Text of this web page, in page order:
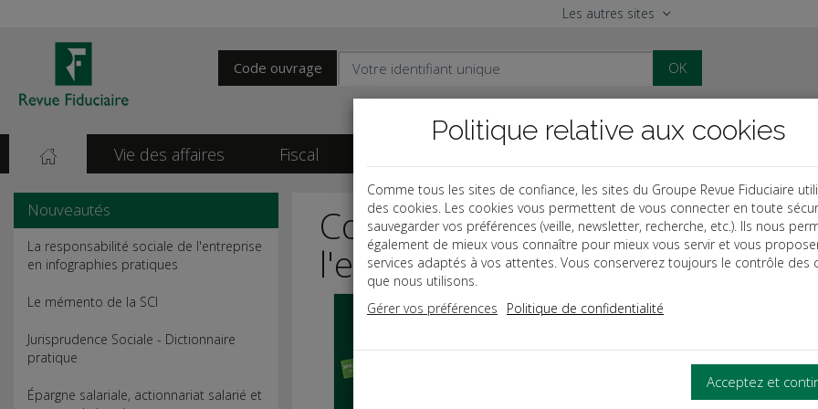
Les autres sites
Code ouvrage OK
Vie des affaires Fiscal
Nouveautés
La responsabilité sociale de l'entreprise
en infographies pratiques
Le mémento de la SCI
Jurisprudence Sociale - Dictionnaire
pratique
Épargne salariale, actionnariat salarié et
Comprendre la relation client
l'entreprise
MAÎTRISEZ TOUS LES
FOURNISSEUR
Un ouvrage qui permet de mieux
entre clients et fournisseurs.
Politique relative aux cookies
Comme tous les sites de confiance, les sites du Groupe Revue Fiduciaire
des cookies. Les cookies vous permettent de vous connecter en toute
sauvegarder vos préférences (veille, newsletter, recherche, etc.). Ils nous
également de mieux vous connaître pour mieux vous servir et vous
services adaptés à vos attentes. Vous conserverez toujours le contrôle des
que nous utilisons.
Gérer vos préférences
Politique de confidentialité
Acceptez et